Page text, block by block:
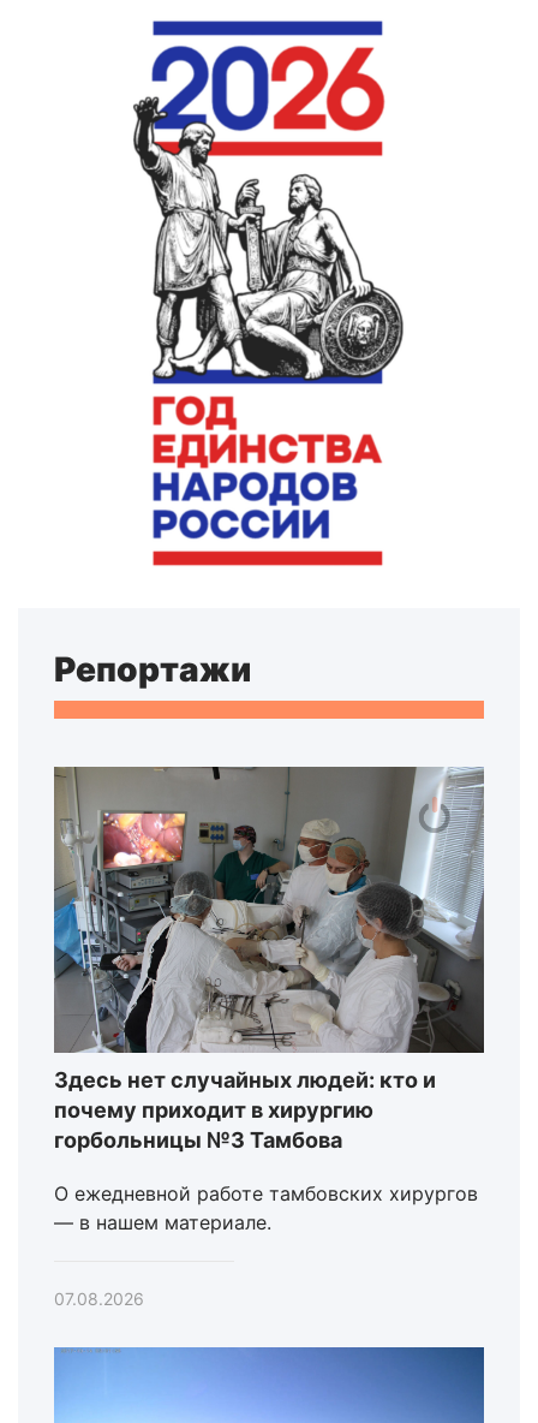
Репортажи
Здесь нет случайных людей: кто и
почему приходит в хирургию
горбольницы №3 Тамбова
О ежедневной работе тамбовских хирургов
— в нашем материале.
07.08.2026